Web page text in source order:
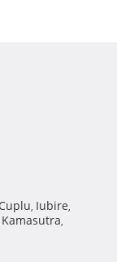
Cuplu, Iubire,
,